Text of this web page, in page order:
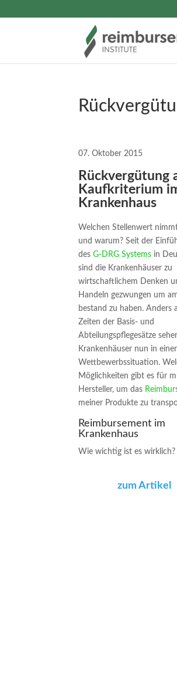
07. Oktober 2015
Rückvergütung
Kaufkriterium
Krankenhaus
Welchen Stellenwert
und warum? Seit der
desG-DRG Systems in
sind die Krankenhäuser zu
wirtschaftlichem Denken
Handeln gezwungen um
bestand zu haben. Anders
Zeiten der Basis- und
Abteilungspflegesätze
Krankenhäuser nun in einer
Wettbewerbssituation.
Möglichkeiten gibt es für
Hersteller, um das
meiner Produkte zu
Reimbursement im
Krankenhaus
Wie wichtig ist es wirklich?
zum Artikel